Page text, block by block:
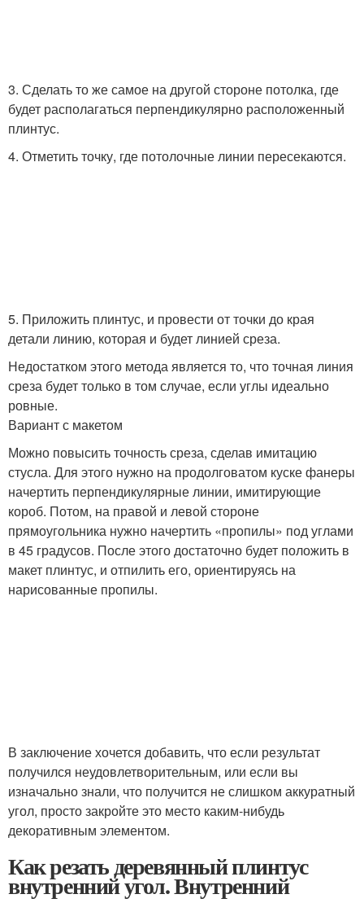
3. Сделать то же самое на другой стороне потолка, где
будет располагаться перпендикулярно расположенный
плинтус.
4. Отметить точку, где потолочные линии пересекаются.
5. Приложить плинтус, и провести от точки до края
детали линию, которая и будет линией среза.
Недостатком этого метода является то, что точная линия
среза будет только в том случае, если углы идеально
ровные.
Вариант с макетом
Можно повысить точность среза, сделав имитацию
стусла. Для этого нужно на продолговатом куске фанеры
начертить перпендикулярные линии, имитирующие
короб. Потом, на правой и левой стороне
прямоугольника нужно начертить «пропилы» под углами
в 45 градусов. После этого достаточно будет положить в
макет плинтус, и отпилить его, ориентируясь на
нарисованные пропилы.
В заключение хочется добавить, что если результат
получился неудовлетворительным, или если вы
изначально знали, что получится не слишком аккуратный
угол, просто закройте это место каким-нибудь
декоративным элементом.
Как резать деревянный плинтус
внутренний угол. Внутренний